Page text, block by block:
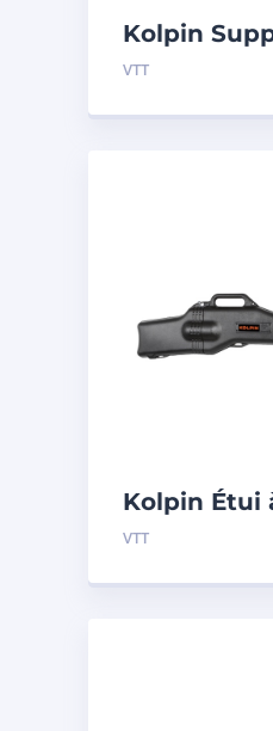
Kolpin
à fusil de
VTT
Kolpin Étui
« Gun Boot
VTT